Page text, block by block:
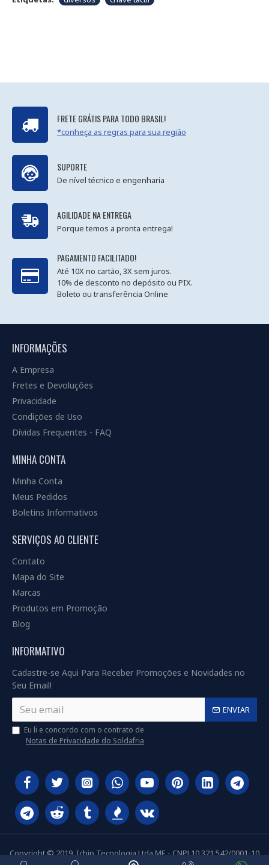
FRETE GRÁTIS PARA TODO BRASIL!
*conheça as regras para sua região
SUPORTE
De nível técnico e engenharia
AGILIDADE NA ENTREGA
Porque temos a pronta entrega!
PAGAMENTO FACILITADO!
Até 10X no cartão, 3X sem juros.
10% de desconto no depósito ou PIX.
Boleto ou transferência Online
INFORMAÇÕES
A Empresa
Fretes e Devoluções
Privacidade
Condições de Uso
Dívidas Frequentes - FAQ
MINHA CONTA
Minha Conta
Meus Pedidos
Boletins Informativos
SERVIÇOS AO CLIENTE
Contato
Mapa do Site
Marcas
Produtos em Promoção
Blog
INFORMATIVO
Cadastre-se Aqui Para Receber Promoções e Novidades no
Seu Email!
ENVIAR
Eu li e concordo com o contrato de
Notas de Privacidade do Soldafria
Copyright © 2019, Ichip Tecnologia Ltda ME - CNPJ 10.321.542/0001-10